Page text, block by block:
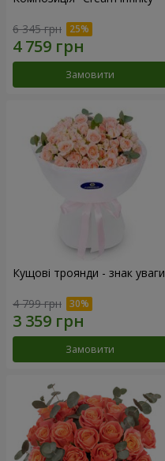
6 345 грн
Замовити
Кущові троянди - знак уваги
4 799 грн
Замовити